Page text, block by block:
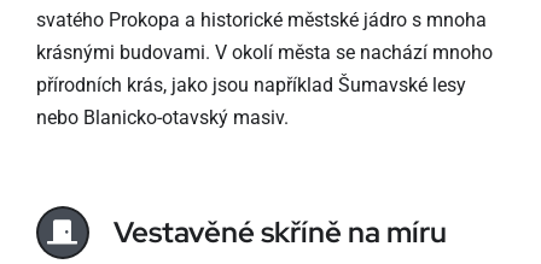
svatého Prokopa a historické městské jádro s mnoha
krásnými budovami. V okolí města se nachází mnoho
přírodních krás, jako jsou například Šumavské lesy
nebo Blanicko-otavský masiv.
Vestavěné skříně na míru